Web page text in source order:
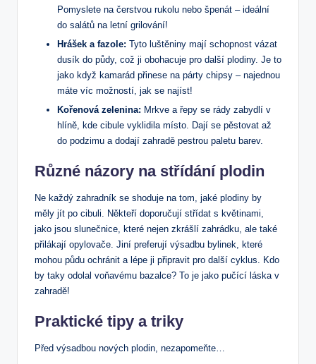
Pomyslete na čerstvou rukolu nebo špenát – ideální
do salátů na letní grilování!
Hrášek a fazole: Tyto luštěniny mají schopnost vázat
dusík do půdy, což ji obohacuje pro další plodiny. Je to
jako když kamarád přinese na párty chipsy – najednou
máte víc možností, jak se najíst!
Kořenová zelenina: Mrkve a řepy se rády zabydlí v
hlíně, kde cibule vyklidila místo. Dají se pěstovat až
do podzimu a dodají zahradě pestrou paletu barev.
Různé názory na střídání plodin
Ne každý zahradník se shoduje na tom, jaké plodiny by
měly jít po cibuli. Někteří doporučují střídat s květinami,
jako jsou slunečnice, které nejen zkrášlí zahrádku, ale také
přilákají opylovače. Jiní preferují výsadbu bylinek, které
mohou půdu ochránit a lépe ji připravit pro další cyklus. Kdo
by taky odolal voňavému bazalce? To je jako pučící láska v
zahradě!
Praktické tipy a triky
Před výsadbou nových plodin, nezapomeňte…